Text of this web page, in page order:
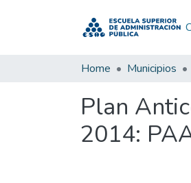
Home Municipios
Plan
2014: